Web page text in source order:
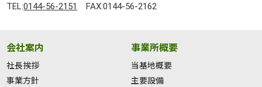
TEL:0144-56-2151 FAX:0144-56-2162
会社案内
社長挨拶
事業方針
事業所概要
当基地概要
主要設備